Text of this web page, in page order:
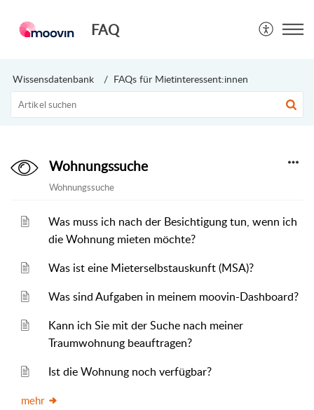
FAQ
Wissensdatenbank FAQs für Mietinteressent:innen
Wohnungssuche
Wohnungssuche
Was muss ich nach der Besichtigung tun, wenn ich
die Wohnung mieten möchte?
Was ist eine Mieterselbstauskunft (MSA)?
Was sind Aufgaben in meinem moovin-Dashboard?
Kann ich Sie mit der Suche nach meiner
Traumwohnung beauftragen?
Ist die Wohnung noch verfügbar?
mehr